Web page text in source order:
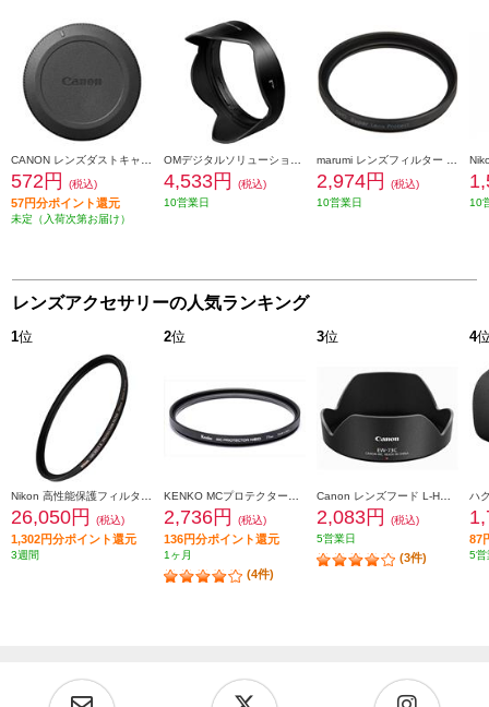
572円 (税込)
57円分ポイント還元
未定（入荷次第お届け）
4,533円
(税込)
10営業日
2,974円
(税込)
10営業日
10
レンズアクセサリーの人気ランキング
1位
26,050円 (税込)
1,302円分ポイント還元
3週間
2位
2,736円 (税込)
136円分ポイント還元
1ヶ月
(4件)
3位
2,083円
(税込)
5営業日
(3件)
4
87
5営